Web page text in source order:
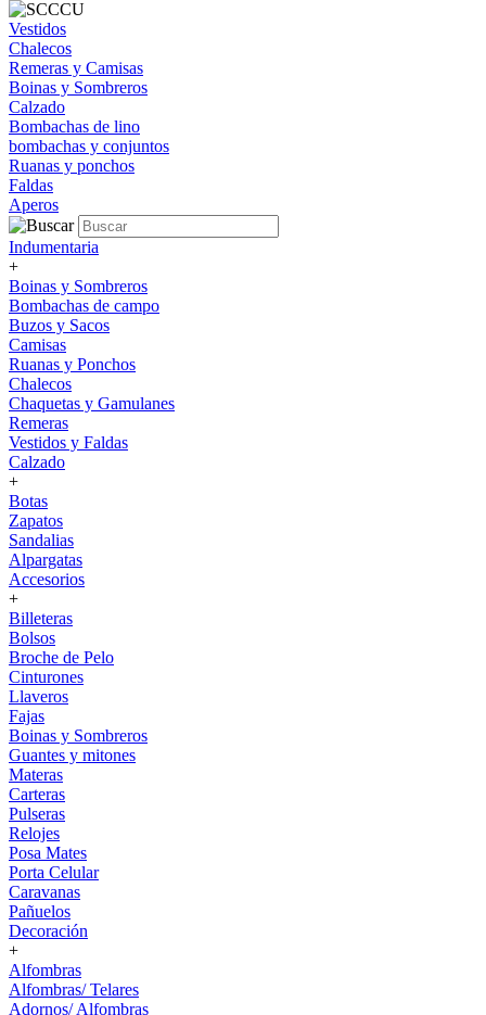
Vestidos
Chalecos
Remeras y Camisas
Boinas y Sombreros
Calzado
Bombachas de lino
bombachas y conjuntos
Ruanas y ponchos
Faldas
Aperos
Indumentaria
+
Boinas y Sombreros
Bombachas de campo
Buzos y Sacos
Camisas
Ruanas y Ponchos
Chalecos
Chaquetas y Gamulanes
Remeras
Vestidos y Faldas
Calzado
+
Botas
Zapatos
Sandalias
Alpargatas
Accesorios
+
Billeteras
Bolsos
Broche de Pelo
Cinturones
Llaveros
Fajas
Boinas y Sombreros
Guantes y mitones
Materas
Carteras
Pulseras
Relojes
Posa Mates
Porta Celular
Caravanas
Pañuelos
Decoración
+
Alfombras
Alfombras/ Telares
Adornos/ Alfombras